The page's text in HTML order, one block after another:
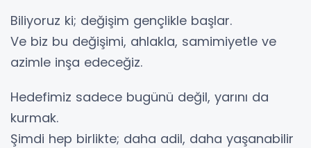
Biliyoruz ki; değişim gençlikle başlar.
Ve biz bu değişimi, ahlakla, samimiyetle ve
azimle inşa edeceğiz.
Hedefimiz sadece bugünü değil, yarını da
kurmak.
Şimdi hep birlikte; daha adil, daha yaşanabilir